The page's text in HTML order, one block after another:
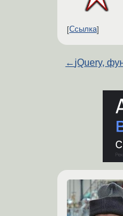
Ссылка
← jQuery,